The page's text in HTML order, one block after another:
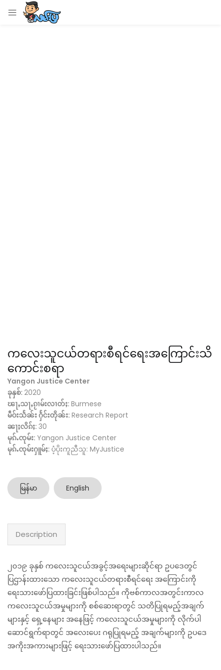
ကလေးသူငယ်တရားစီရင်ရေးအကြောင်းသိ
ကောင်းစရာ
Yangon Justice Center
ခုနှစ်: 2020
ၽႃႇသႃႇၵႂၢမ်းလၢတ်ႈ: Burmese
မဵဝ်းသႅၼ်း ႁႅင်းတိုၼ်း: Research Report
ၼႃႈလိၵ်ႈ: 30
မုၵ်ႉၸုမ်း: Yangon Justice Center
မုၵ်ႉၸုမ်းႁူမ်ႈ: ပံ့ပိုးကူညီသူ: MyJustice
မြန်မာ English
Description
၂၀၁၉ ခုနှစ် ကလေးသူငယ်အခွင့်အရေးများဆိုင်ရာ ဥပဒေတွင်
ပြဌာန်းထားသော ကလေးသူငယ်တရားစီရင်ရေး အကြောင်းကို
ရေးသားဖော်ပြထားခြင်းဖြစ်ပါသည်။ ကိုဗစ်ကာလအတွင်းကာလ
ကလေးသူငယ်အမှုများကို စစ်ဆေးရာတွင် သတိပြုရမည့်အချက်
များနှင့် ရှေ့နေများ အနေဖြင့် ကလေးသူငယ်အမှုများကို လိုက်ပါ
ဆောင်ရွက်ရာတွင် အလေးပေး ဂရုပြုရမည့် အချက်များကို ဥပဒေ
အကိုးအကားများဖြင့် ရေးသားဖော်ပြထားပါသည်။
LOGIN